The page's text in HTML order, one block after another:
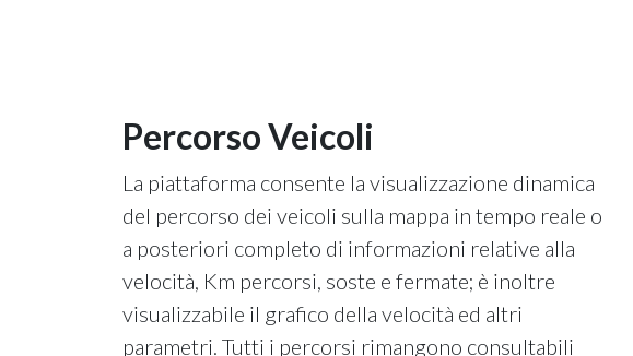
Percorso Veicoli
La piattaforma consente la visualizzazione dinamica
del percorso dei veicoli sulla mappa in tempo reale o
a posteriori completo di informazioni relative alla
velocità, Km percorsi, soste e fermate; è inoltre
visualizzabile il grafico della velocità ed altri
parametri. Tutti i percorsi rimangono consultabili